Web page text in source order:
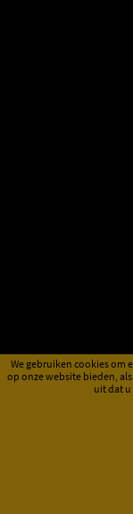
We gebruiken cookies om
op onze website bieden,
uit dat